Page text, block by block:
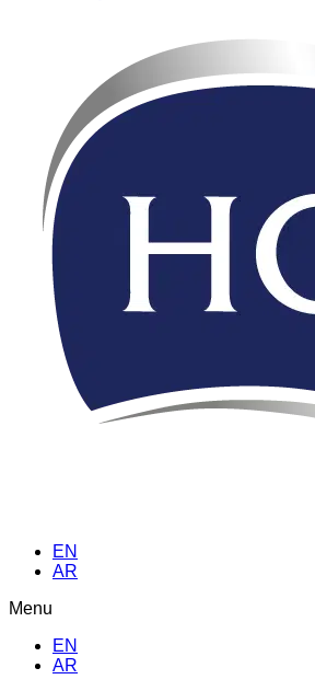
EN
AR
Menu
EN
AR